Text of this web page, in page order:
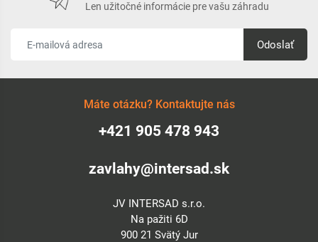
Len užitočné informácie pre vašu záhradu
Odoslať
Máte otázku? Kontaktujte nás
+421 905 478 943
zavlahy@intersad.sk
JV INTERSAD s.r.o.
Na pažiti 6D
900 21 Svätý Jur